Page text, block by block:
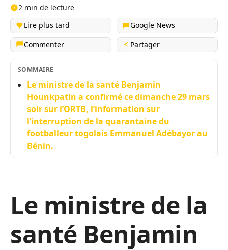
2 min de lecture
Lire plus tard
Google News
Commenter
Partager
SOMMAIRE
Le ministre de la santé Benjamin
Hounkpatin a confirmé ce dimanche 29 mars
soir sur l’ORTB, l’information sur
l’interruption de la quarantaine du
footballeur togolais Emmanuel Adébayor au
Bénin.
Le ministre de la
santé Benjamin